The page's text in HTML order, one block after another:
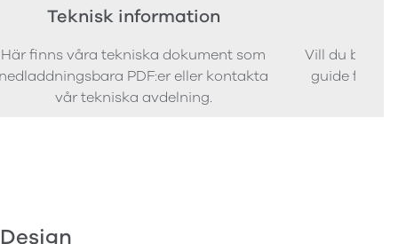
Teknisk information
Här finns våra tekniska dokument som
PDF:er eller kontakta
vår tekniska avdelning.
Vill du
guide för
Design